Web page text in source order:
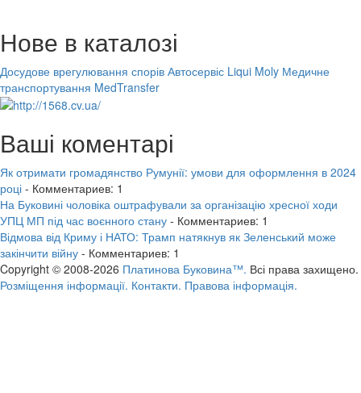
Нове в каталозі
Досудове врегулювання спорів Автосервіс Liqui Moly Медичне
транспортування MedTransfer
Ваші коментарі
Як отримати громадянство Румунії: умови для оформлення в 2024
році - Комментариев: 1
На Буковині чоловіка оштрафували за організацію хресної ходи
УПЦ МП під час воєнного стану - Комментариев: 1
Відмова від Криму і НАТО: Трамп натякнув як Зеленський може
закінчити війну - Комментариев: 1
Copyright © 2008-2026 Платинова Буковина™. Всі права захищено.
Розміщення інформації. Контакти. Правова інформація.